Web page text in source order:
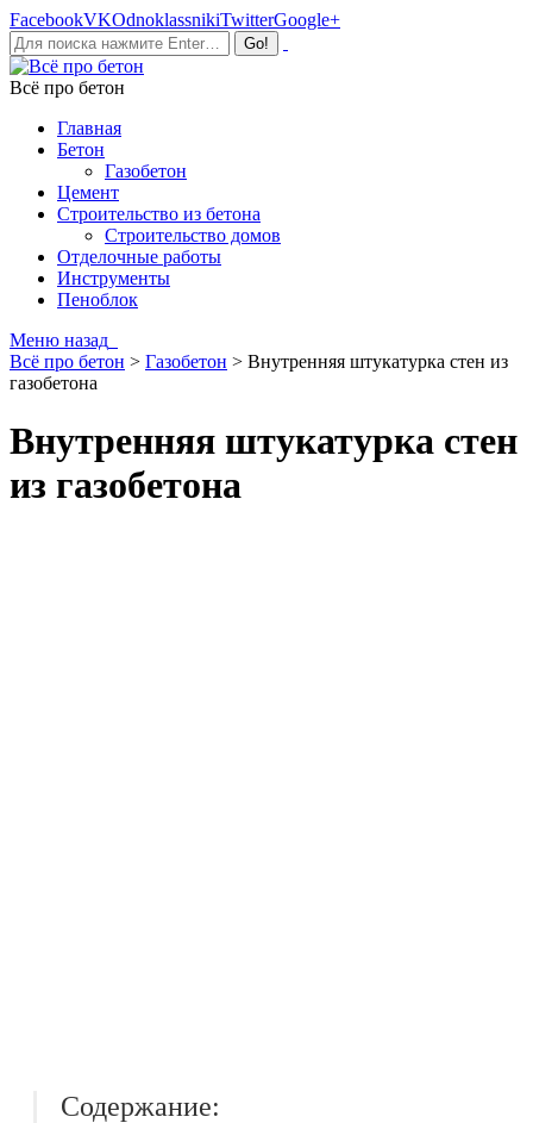
FacebookVKOdnoklassnikiTwitterGoogle+
Всё про бетон
Главная
Бетон
Газобетон
Цемент
Строительство из бетона
Строительство домов
Отделочные работы
Инструменты
Пеноблок
Меню назад
Всё про бетон > Газобетон > Внутренняя штукатурка стен из
газобетона
Внутренняя штукатурка стен
из газобетона
Содержание: